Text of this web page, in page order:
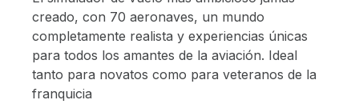
creado, con 70 aeronaves, un mundo
completamente realista y experiencias únicas
para todos los amantes de la aviación. Ideal
tanto para novatos como para veteranos de la
franquicia